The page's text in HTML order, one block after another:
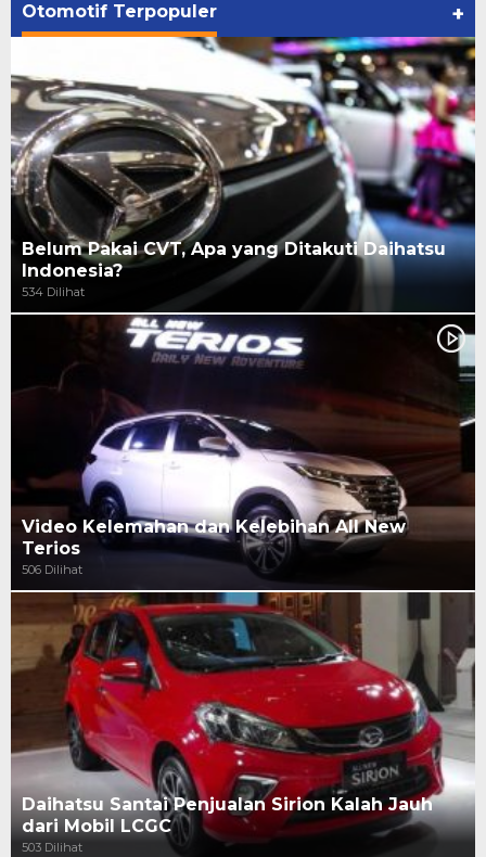
Otomotif Terpopuler +
Belum Pakai CVT, Apa yang Ditakuti Daihatsu
Indonesia?
534 Dilihat
Video Kelemahan dan Kelebihan All New
Terios
506 Dilihat
Daihatsu Santai Penjualan Sirion Kalah Jauh
dari Mobil LCGC
503 Dilihat